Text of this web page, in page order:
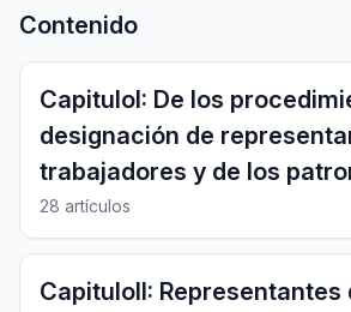
Contenido
CapituloI: De los
designación de
trabajadores y de los
28 artículos
CapituloII: Representantes